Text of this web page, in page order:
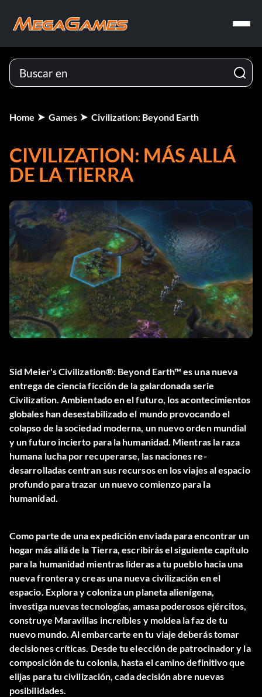
Home Games Civilization: Beyond Earth
CIVILIZATION: MÁS ALLÁ
DE LA TIERRA
Sid Meier's Civilization®: Beyond Earth™ es una nueva
entrega de ciencia ficción de la galardonada serie
Civilization. Ambientado en el futuro, los acontecimientos
globales han desestabilizado el mundo provocando el
colapso de la sociedad moderna, un nuevo orden mundial
y un futuro incierto para la humanidad. Mientras la raza
humana lucha por recuperarse, las naciones re-
desarrolladas centran sus recursos en los viajes al espacio
profundo para trazar un nuevo comienzo para la
humanidad.
Como parte de una expedición enviada para encontrar un
hogar más allá de la Tierra, escribirás el siguiente capítulo
para la humanidad mientras lideras a tu pueblo hacia una
nueva frontera y creas una nueva civilización en el
espacio. Explora y coloniza un planeta alienígena,
investiga nuevas tecnologías, amasa poderosos ejércitos,
construye Maravillas increíbles y moldea la faz de tu
nuevo mundo. Al embarcarte en tu viaje deberás tomar
decisiones críticas. Desde tu elección de patrocinador y la
composición de tu colonia, hasta el camino definitivo que
elijas para tu civilización, cada decisión abre nuevas
posibilidades.